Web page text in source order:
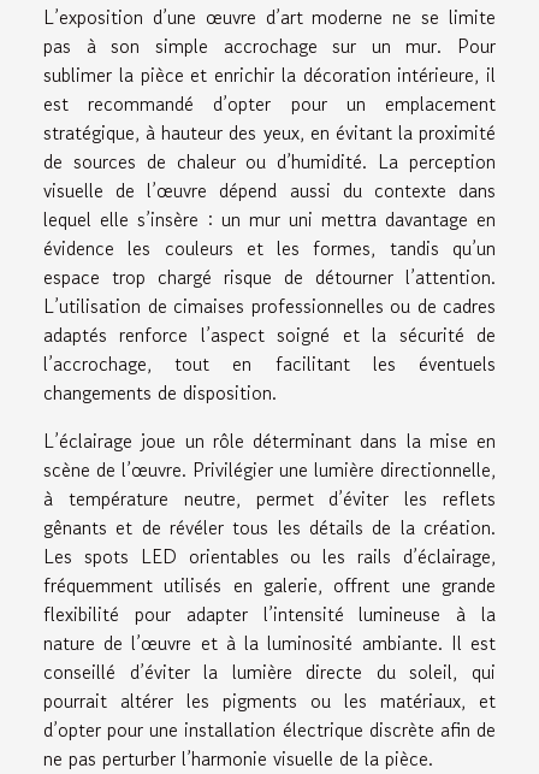
L’exposition d’une œuvre d’art moderne ne se limite
pas à son simple accrochage sur un mur. Pour
sublimer la pièce et enrichir la décoration intérieure, il
est recommandé d’opter pour un emplacement
stratégique, à hauteur des yeux, en évitant la proximité
de sources de chaleur ou d’humidité. La perception
visuelle de l’œuvre dépend aussi du contexte dans
lequel elle s’insère : un mur uni mettra davantage en
évidence les couleurs et les formes, tandis qu’un
espace trop chargé risque de détourner l’attention.
L’utilisation de cimaises professionnelles ou de cadres
adaptés renforce l’aspect soigné et la sécurité de
l’accrochage, tout en facilitant les éventuels
changements de disposition.
L’éclairage joue un rôle déterminant dans la mise en
scène de l’œuvre. Privilégier une lumière directionnelle,
à température neutre, permet d’éviter les reflets
gênants et de révéler tous les détails de la création.
Les spots LED orientables ou les rails d’éclairage,
fréquemment utilisés en galerie, offrent une grande
flexibilité pour adapter l’intensité lumineuse à la
nature de l’œuvre et à la luminosité ambiante. Il est
conseillé d’éviter la lumière directe du soleil, qui
pourrait altérer les pigments ou les matériaux, et
d’opter pour une installation électrique discrète afin de
ne pas perturber l’harmonie visuelle de la pièce.